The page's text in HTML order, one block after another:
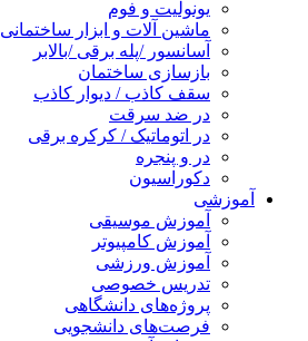
یونولیت و فوم
ماشین آلات و ابزار ساختمانی
آسانسور /پله برقی /بالابر
بازسازی ساختمان
سقف کاذب / دیوار کاذب
در ضد سرقت
در اتوماتیک / کرکره برقی
در و پنجره
دکوراسیون
آموزشی
آموزش موسیقی
آموزش کامپیوتر
آموزش ورزشی
تدریس خصوصی
پروژه‌های دانشگاهی
فرصت‌های دانشجویی